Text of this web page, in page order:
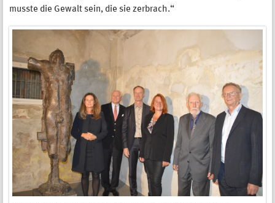
musste die Gewalt sein, die sie zerbrach.“